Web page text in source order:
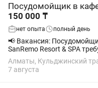
Посудомойщик в
150 000 ₸
нет опыта полный день
📢 Вакансия: Посудомойщица В ресторанный
SanRemo Resort & SPA
Обязанности: • Мытьё
Поддержание чистоты на
Алматы, Кульджинский
7 августа